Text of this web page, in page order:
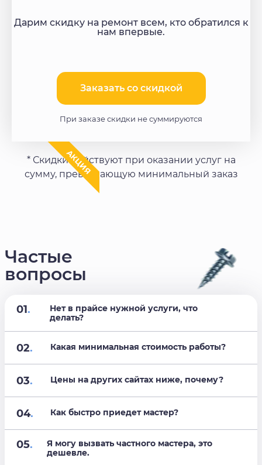
Дарим скидку на ремонт всем, кто обратился к
нам впервые.
Заказать со скидкой​
При заказе скидки не суммируются
АКЦИЯ
* Скидки действуют при оказании услуг на
сумму, превышающую минимальный заказ
Частые
вопросы
01.
Нет в прайсе нужной услуги, что
делать?
02. Какая минимальная стоимость работы?
03. Цены на других сайтах ниже, почему?
04. Как быстро приедет мастер?
05.
Я могу вызвать частного мастера, это
дешевле.